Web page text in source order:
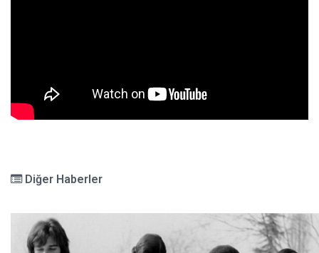
Diğer Haberler